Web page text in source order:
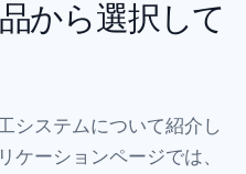
から選択して
システムについて紹介し
ケーションページでは、